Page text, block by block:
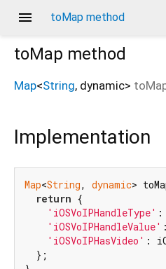
menu toMap method
toMap method
Map<String, dynamic>
Implementation
Map<String, dynamic>
return {
'iOSVoIPHandleType' :
'iOSVoIPHandleValue'
'iOSVoIPHasVideo' :
  };